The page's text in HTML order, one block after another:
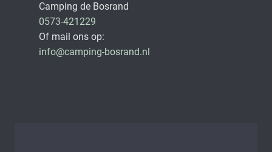
Camping de Bosrand
0573-421229
Of mail ons op:
info@camping-bosrand.nl